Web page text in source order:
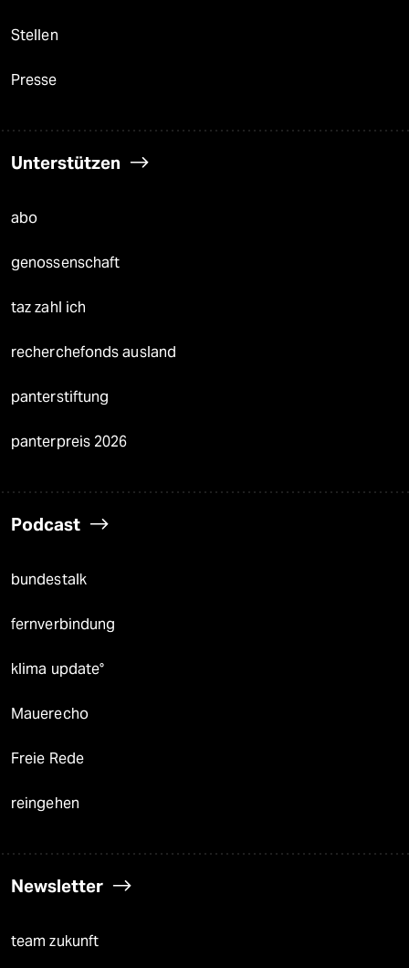
Stellen
Presse
Unterstützen
abo
genossenschaft
taz zahl ich
recherchefonds ausland
panterstiftung
panterpreis 2026
Podcast
bundestalk
fernverbindung
klima update°
Mauerecho
Freie Rede
reingehen
Newsletter
team zukunft